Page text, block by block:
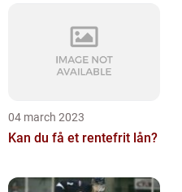
04 march 2023
Kan du få et rentefrit lån?